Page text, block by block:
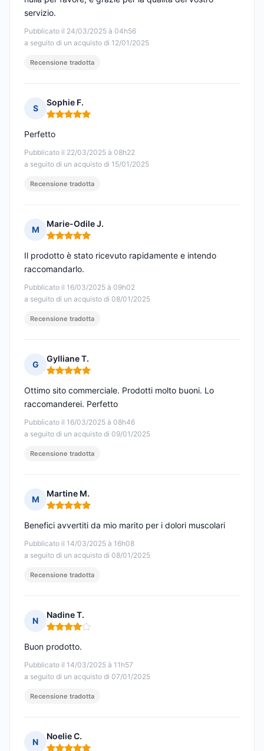
Pubblicato il 24/03/2025 à 04h56
a seguito di un acquisto di 12/01/2025
servizio.
Recensione tradotta
S
Sophie F.
Nota: 5 su 5
Pubblicato il 22/03/2025 à 08h22
a seguito di un acquisto di 15/01/2025
Perfetto
Recensione tradotta
M
Marie-Odile J.
Nota: 5 su 5
Pubblicato il 16/03/2025 à 09h02
a seguito di un acquisto di 08/01/2025
Il prodotto è stato ricevuto rapidamente e intendo
raccomandarlo.
Recensione tradotta
G
Gylliane T.
Nota: 5 su 5
Pubblicato il 16/03/2025 à 08h46
a seguito di un acquisto di 09/01/2025
Ottimo sito commerciale. Prodotti molto buoni. Lo
raccomanderei. Perfetto
Recensione tradotta
M
Martine M.
Nota: 5 su 5
Pubblicato il 14/03/2025 à 16h08
a seguito di un acquisto di 08/01/2025
Benefici avvertiti da mio marito per i dolori muscolari
Recensione tradotta
N
Nadine T.
Nota: 4 su 5
Pubblicato il 14/03/2025 à 11h57
a seguito di un acquisto di 07/01/2025
Buon prodotto.
Recensione tradotta
N
Noelie C.